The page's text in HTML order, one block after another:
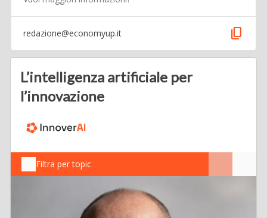
redazione@economyup.it content_copy
L’intelligenza artificiale per
l’innovazione
Filtra per topic